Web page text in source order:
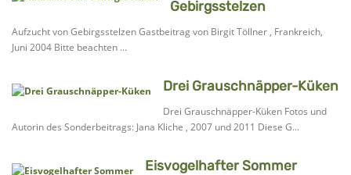
Gebirgsstelzen
Aufzucht von Gebirgsstelzen Gastbeitrag von Birgit Töllner , Frankreich,
Juni 2004 Bitte beachten ...
Drei Grauschnäpper-Küken
Drei Grauschnäpper-Küken Fotos und
Autorin des Sonderbeitrags: Jana Kliche , 2007 und 2011 Diese G...
Eisvogelhafter Sommer